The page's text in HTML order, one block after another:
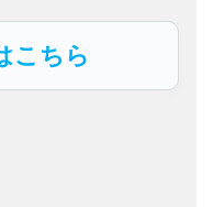
こちら